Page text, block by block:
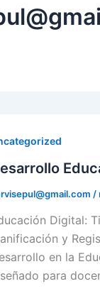
/
Digital:
y
en la
para